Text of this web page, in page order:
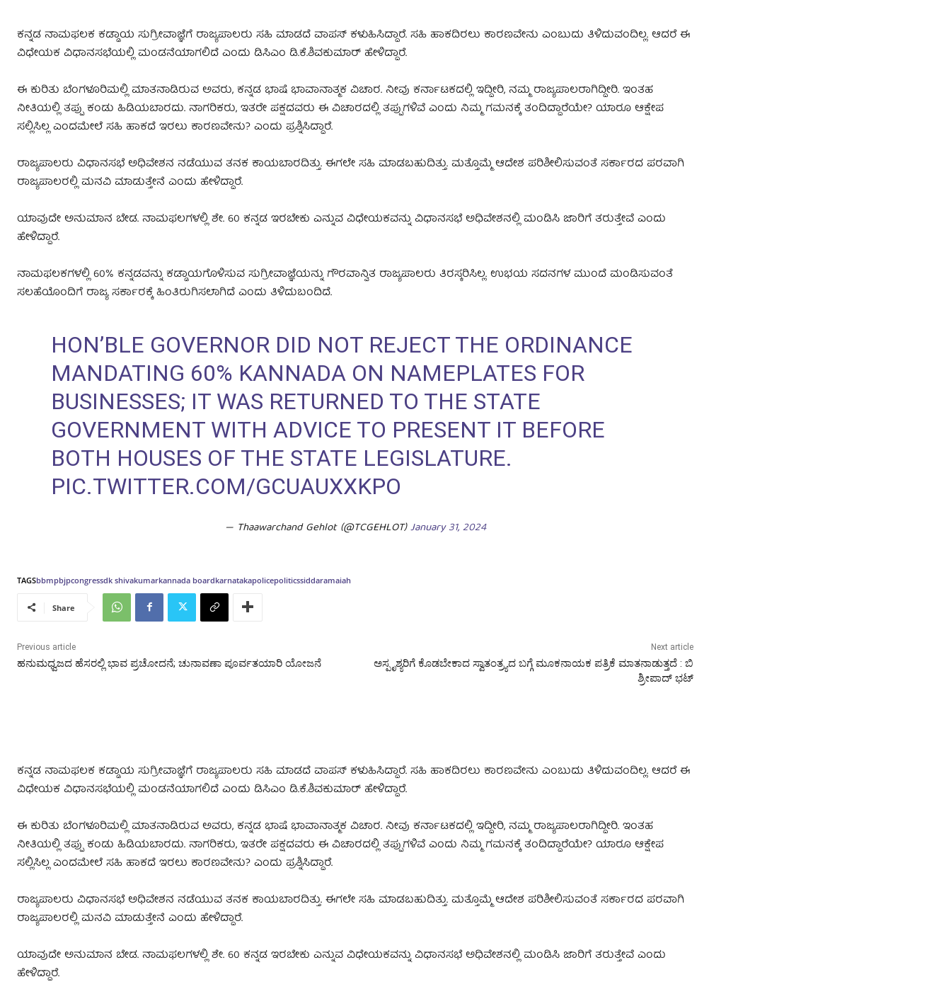
ಕನ್ನಡ ನಾಮಫಲಕ ಕಡ್ಡಾಯ ಸುಗ್ರೀವಾಜ್ಞೆಗೆ ರಾಜ್ಯಪಾಲರು ಸಹಿ ಮಾಡದೆ ವಾಪಸ್ ಕಳುಹಿಸಿದ್ದಾರೆ. ಸಹಿ ಹಾಕದಿರಲು ಕಾರಣವೇನು ಎಂಬುದು ತಿಳಿದುವಂದಿಲ್ಲ. ಆದರೆ ಈ
ವಿಧೇಯಕ ವಿಧಾನಸಭೆಯಲ್ಲಿ ಮಂಡನೆಯಾಗಲಿದೆ ಎಂದು ಡಿಸಿಎಂ ಡಿ.ಕೆ.ಶಿವಕುಮಾರ್ ಹೇಳಿದ್ದಾರೆ.
ಈ ಕುರಿತು ಬೆಂಗಳೂರಿಮಲ್ಲಿ ಮಾತನಾಡಿರುವ ಅವರು, ಕನ್ನಡ ಭಾಷೆ ಭಾವಾನಾತ್ಮಕ ವಿಚಾರ. ನೀವು ಕರ್ನಾಟಕದಲ್ಲಿ ಇದ್ದೀರಿ, ನಮ್ಮ ರಾಜ್ಯಪಾಲರಾಗಿದ್ದೀರಿ. ಇಂತಹ
ನೀತಿಯಲ್ಲಿ ತಪ್ಪು ಕಂಡು ಹಿಡಿಯಬಾರದು. ನಾಗರಿಕರು, ಇತರೇ ಪಕ್ಷದವರು ಈ ವಿಚಾರದಲ್ಲಿ ತಪ್ಪುಗಳಿವೆ ಎಂದು ನಿಮ್ಮ ಗಮನಕ್ಕೆ ತಂದಿದ್ದಾರೆಯೇ? ಯಾರೂ ಆಕ್ಷೇಪ
ಸಲ್ಲಿಸಿಲ್ಲ ಎಂದಮೇಲೆ ಸಹಿ ಹಾಕದೆ ಇರಲು ಕಾರಣವೇನು? ಎಂದು ಪ್ರಶ್ನಿಸಿದ್ದಾರೆ.
ರಾಜ್ಯಪಾಲರು ವಿಧಾನಸಭೆ ಅಧಿವೇಶನ ನಡೆಯುವ ತನಕ ಕಾಯಬಾರದಿತ್ತು. ಈಗಲೇ ಸಹಿ ಮಾಡಬಹುದಿತ್ತು. ಮತ್ತೊಮ್ಮೆ ಆದೇಶ ಪರಿಶೀಲಿಸುವಂತೆ ಸರ್ಕಾರದ ಪರವಾಗಿ
ರಾಜ್ಯಪಾಲರಲ್ಲಿ ಮನವಿ ಮಾಡುತ್ತೇನೆ ಎಂದು ಹೇಳಿದ್ದಾರೆ.
ಯಾವುದೇ ಅನುಮಾನ ಬೇಡ. ನಾಮಫಲಗಳಲ್ಲಿ ಶೇ. 60 ಕನ್ನಡ ಇರಬೇಕು ಎನ್ನುವ ವಿಧೇಯಕವನ್ನು ವಿಧಾನಸಭೆ ಅಧಿವೇಶನಲ್ಲಿ ಮಂಡಿಸಿ ಜಾರಿಗೆ ತರುತ್ತೇವೆ ಎಂದು
ಹೇಳಿದ್ದಾರೆ.
ನಾಮಫಲಕಗಳಲ್ಲಿ 60% ಕನ್ನಡವನ್ನು ಕಡ್ಡಾಯಗೊಳಿಸುವ ಸುಗ್ರೀವಾಜ್ಞೆಯನ್ನು ಗೌರವಾನ್ವಿತ ರಾಜ್ಯಪಾಲರು ತಿರಸ್ಕರಿಸಿಲ್ಲ. ಉಭಯ ಸದನಗಳ ಮುಂದೆ ಮಂಡಿಸುವಂತೆ
ಸಲಹೆಯೊಂದಿಗೆ ರಾಜ್ಯ ಸರ್ಕಾರಕ್ಕೆ ಹಿಂತಿರುಗಿಸಲಾಗಿದೆ ಎಂದು ತಿಳಿದುಬಂದಿದೆ.
HON’BLE GOVERNOR DID NOT REJECT THE ORDINANCE
MANDATING 60% KANNADA ON NAMEPLATES FOR
BUSINESSES; IT WAS RETURNED TO THE STATE
GOVERNMENT WITH ADVICE TO PRESENT IT BEFORE
BOTH HOUSES OF THE STATE LEGISLATURE.
PIC.TWITTER.COM/GCUAUXXKPO
— Thaawarchand Gehlot (@TCGEHLOT)January 31, 2024
TAGSbbmpbjpcongressdk shivakumarkannada boardkarnatakapolicepoliticssiddaramaiah
Share
Previous article
ಹನುಮಧ್ವಜದ ಹೆಸರಲ್ಲಿ ಭಾವ ಪ್ರಚೋದನೆ; ಚುನಾವಣಾ ಪೂರ್ವತಯಾರಿ ಯೋಜನೆ
Next article
ಅಸ್ಪೃಶ್ಯರಿಗೆ ಕೊಡಬೇಕಾದ ಸ್ವಾತಂತ್ರ್ಯದ ಬಗ್ಗೆ ಮೂಕನಾಯಕ ಪತ್ರಿಕೆ ಮಾತನಾಡುತ್ತದೆ : ಬಿ
ಶ್ರೀಪಾದ್‌ ಭಟ್
ಕನ್ನಡ ನಾಮಫಲಕ ಕಡ್ಡಾಯ ಸುಗ್ರೀವಾಜ್ಞೆಗೆ ರಾಜ್ಯಪಾಲರು ಸಹಿ ಮಾಡದೆ ವಾಪಸ್ ಕಳುಹಿಸಿದ್ದಾರೆ. ಸಹಿ ಹಾಕದಿರಲು ಕಾರಣವೇನು ಎಂಬುದು ತಿಳಿದುವಂದಿಲ್ಲ. ಆದರೆ ಈ
ವಿಧೇಯಕ ವಿಧಾನಸಭೆಯಲ್ಲಿ ಮಂಡನೆಯಾಗಲಿದೆ ಎಂದು ಡಿಸಿಎಂ ಡಿ.ಕೆ.ಶಿವಕುಮಾರ್ ಹೇಳಿದ್ದಾರೆ.
ಈ ಕುರಿತು ಬೆಂಗಳೂರಿಮಲ್ಲಿ ಮಾತನಾಡಿರುವ ಅವರು, ಕನ್ನಡ ಭಾಷೆ ಭಾವಾನಾತ್ಮಕ ವಿಚಾರ. ನೀವು ಕರ್ನಾಟಕದಲ್ಲಿ ಇದ್ದೀರಿ, ನಮ್ಮ ರಾಜ್ಯಪಾಲರಾಗಿದ್ದೀರಿ. ಇಂತಹ
ನೀತಿಯಲ್ಲಿ ತಪ್ಪು ಕಂಡು ಹಿಡಿಯಬಾರದು. ನಾಗರಿಕರು, ಇತರೇ ಪಕ್ಷದವರು ಈ ವಿಚಾರದಲ್ಲಿ ತಪ್ಪುಗಳಿವೆ ಎಂದು ನಿಮ್ಮ ಗಮನಕ್ಕೆ ತಂದಿದ್ದಾರೆಯೇ? ಯಾರೂ ಆಕ್ಷೇಪ
ಸಲ್ಲಿಸಿಲ್ಲ ಎಂದಮೇಲೆ ಸಹಿ ಹಾಕದೆ ಇರಲು ಕಾರಣವೇನು? ಎಂದು ಪ್ರಶ್ನಿಸಿದ್ದಾರೆ.
ರಾಜ್ಯಪಾಲರು ವಿಧಾನಸಭೆ ಅಧಿವೇಶನ ನಡೆಯುವ ತನಕ ಕಾಯಬಾರದಿತ್ತು. ಈಗಲೇ ಸಹಿ ಮಾಡಬಹುದಿತ್ತು. ಮತ್ತೊಮ್ಮೆ ಆದೇಶ ಪರಿಶೀಲಿಸುವಂತೆ ಸರ್ಕಾರದ ಪರವಾಗಿ
ರಾಜ್ಯಪಾಲರಲ್ಲಿ ಮನವಿ ಮಾಡುತ್ತೇನೆ ಎಂದು ಹೇಳಿದ್ದಾರೆ.
ಯಾವುದೇ ಅನುಮಾನ ಬೇಡ. ನಾಮಫಲಗಳಲ್ಲಿ ಶೇ. 60 ಕನ್ನಡ ಇರಬೇಕು ಎನ್ನುವ ವಿಧೇಯಕವನ್ನು ವಿಧಾನಸಭೆ ಅಧಿವೇಶನಲ್ಲಿ ಮಂಡಿಸಿ ಜಾರಿಗೆ ತರುತ್ತೇವೆ ಎಂದು
ಹೇಳಿದ್ದಾರೆ.